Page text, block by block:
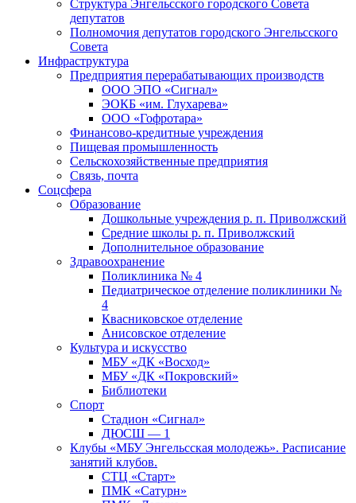
Структура Энгельсского городского Совета
депутатов
Полномочия депутатов городского Энгельсского
Совета
Инфраструктура
Предприятия перерабатывающих производств
ООО ЭПО «Сигнал»
ЭОКБ «им. Глухарева»
ООО «Гофротара»
Финансово-кредитные учреждения
Пищевая промышленность
Сельскохозяйственные предприятия
Связь, почта
Соцсфера
Образование
Дошкольные учреждения р. п. Приволжский
Средние школы р. п. Приволжский
Дополнительное образование
Здравоохранение
Поликлиника № 4
Педиатрическое отделение поликлиники №
4
Квасниковское отделение
Анисовское отделение
Культура и искусство
МБУ «ДК «Восход»
МБУ «ДК «Покровский»
Библиотеки
Спорт
Стадион «Сигнал»
ДЮСШ — 1
Клубы «МБУ Энгельсская молодежь». Расписание
занятий клубов.
СТЦ «Старт»
ПМК «Сатурн»